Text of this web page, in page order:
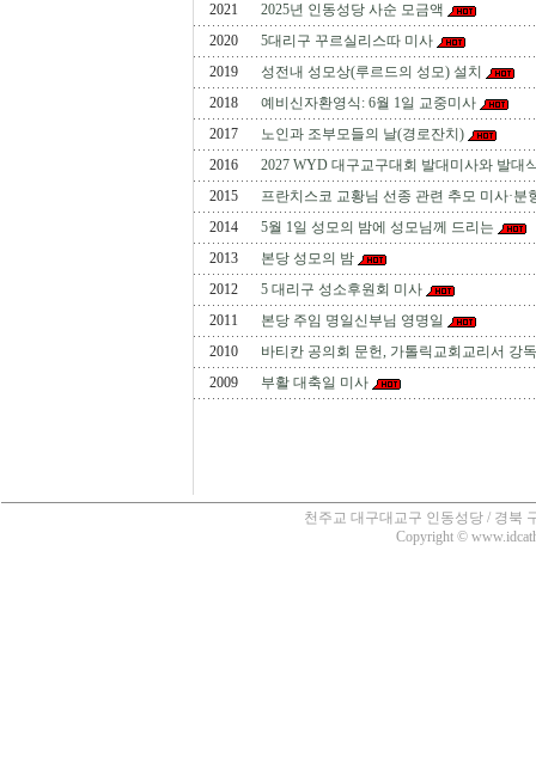
2021
2025년 인동성당 사순 모금액
2020
5대리구 꾸르실리스따 미사
2019
성전내 성모상(루르드의 성모) 설치
2018
예비신자환영식: 6월 1일 교중미사
2017
노인과 조부모들의 날(경로잔치)
2016
2027 WYD 대구교구대회 발대미사와 발대
2015
프란치스코 교황님 선종 관련 추모 미사·분
2014
5월 1일 성모의 밤에 성모님께 드리는
2013
본당 성모의 밤
2012
5 대리구 성소후원회 미사
2011
본당 주임 명일신부님 영명일
2010
바티칸 공의회 문헌, 가톨릭교회교리서 강
2009
부활 대축일 미사
천주교 대구대교구 인동성당 / 경북
Copyright ©